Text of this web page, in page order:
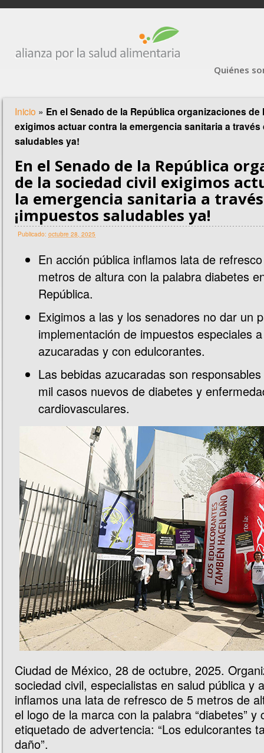
Quiénes
Inicio » En el Senado de la República organizaciones
exigimos actuar contra la emergencia sanitaria a través
saludables ya!
En el Senado de la República
de la sociedad civil exigimos
la emergencia sanitaria a
¡impuestos saludables ya!
Publicado: octubre 28, 2025
En acción pública inflamos lata de
metros de altura con la palabra diabetes
República.
Exigimos a las y los senadores no dar un
implementación de impuestos especiales
azucaradas y con edulcorantes.
Las bebidas azucaradas son
mil casos nuevos de diabetes y
cardiovasculares.
Ciudad de México, 28 de octubre, 2025.
sociedad civil, especialistas en salud pública y
inflamos una lata de refresco de 5 metros de
el logo de la marca con la palabra “diabetes” y
etiquetado de advertencia: “Los edulcorantes
daño”.